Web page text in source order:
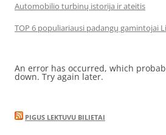
Automobilio turbinų istorija ir ateitis
TOP 6 populiariausi padangų gamintojai
An error has occurred, which
down. Try again later.
PIGUS LEKTUVU BILIETAI